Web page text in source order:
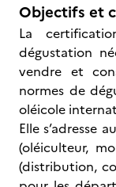
Objectifs et
La
dégustation
vendre et
normes de
oléicole
Elle s’adresse
(oléiculteur,
(distribution,